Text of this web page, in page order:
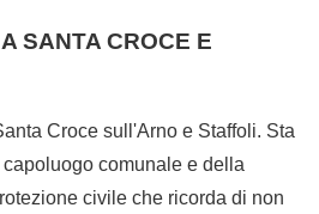
SANTA CROCE E
Croce sull'Arno e Staffoli. Sta
comunale e della
civile che ricorda di non